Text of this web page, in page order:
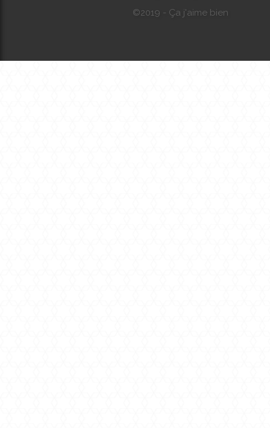
©2019 - Ça j'aime bien